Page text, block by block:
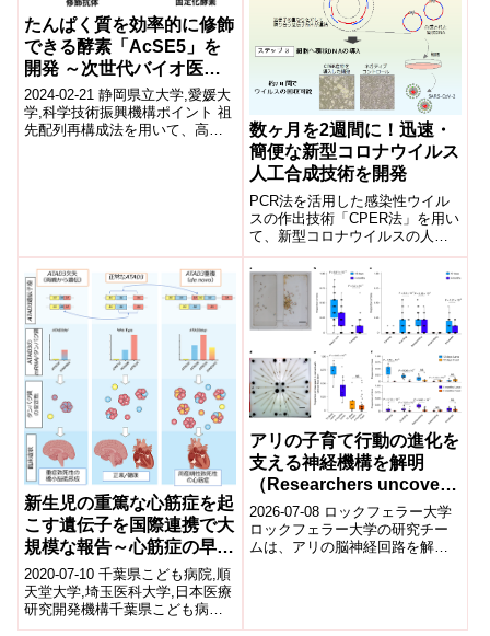
たんぱく質を効率的に修飾
できる酵素「AcSE5」を
開発 ～次世代バイオ医薬
品の開発、たんぱく質・酵
素の産業利用を加速～
2024-02-21 静岡県立大学,愛媛大
学,科学技術振興機構ポイント 祖
先配列再構成法を用いて、高機
数ヶ月を2週間に！迅速・
簡便な新型コロナウイルス
人工合成技術を開発
PCR法を活用した感染性ウイル
スの作出技術「CPER法」を用い
て、新型コロナウイルスの人工
合成に成功。これまでのコロナ
ウイルスの人工合成は、複雑な
遺伝子操作技術と作製に数ヶ月
間を要するという問題があった
が、本方法ではわずか2週間で新
型コロナウイルスを作製可能。
新生児の重篤な心筋症を起
こす遺伝子を国際連携で大
規模な報告～心筋症の早期
診断と治療法開発へ期待～
2020-07-10 千葉県こども病院,順
天堂大学,埼玉医科大学,日本医療
研究開発機構千葉県こども病院
遺伝診療センター・代謝科の研
アリの子育て行動の進化を
支える神経機構を解明
（Researchers uncover
clues to how parenting
behavior evolved in
ants）
2026-07-08 ロックフェラー大学
ロックフェラー大学の研究チー
ムは、アリの脳神経回路を解析